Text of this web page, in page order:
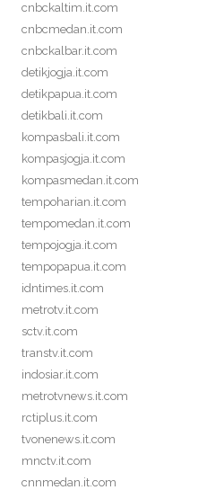
cnbckaltim.it.com
cnbcmedan.it.com
cnbckalbar.it.com
detikjogja.it.com
detikpapua.it.com
detikbali.it.com
kompasbali.it.com
kompasjogja.it.com
kompasmedan.it.com
tempoharian.it.com
tempomedan.it.com
tempojogja.it.com
tempopapua.it.com
idntimes.it.com
metrotv.it.com
sctv.it.com
transtv.it.com
indosiar.it.com
metrotvnews.it.com
rctiplus.it.com
tvonenews.it.com
mnctv.it.com
cnnmedan.it.com